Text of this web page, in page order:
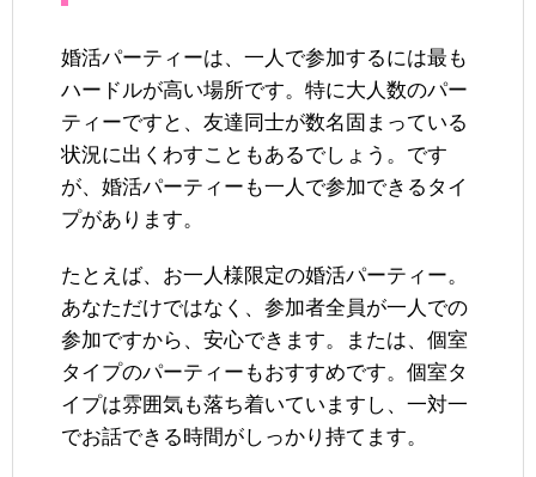
婚活パーティーは、一人で参加するには最も
ハードルが高い場所です。特に大人数のパー
ティーですと、友達同士が数名固まっている
状況に出くわすこともあるでしょう。です
が、婚活パーティーも一人で参加できるタイ
プがあります。
たとえば、お一人様限定の婚活パーティー。
あなただけではなく、参加者全員が一人での
参加ですから、安心できます。または、個室
タイプのパーティーもおすすめです。個室タ
イプは雰囲気も落ち着いていますし、一対一
でお話できる時間がしっかり持てます。